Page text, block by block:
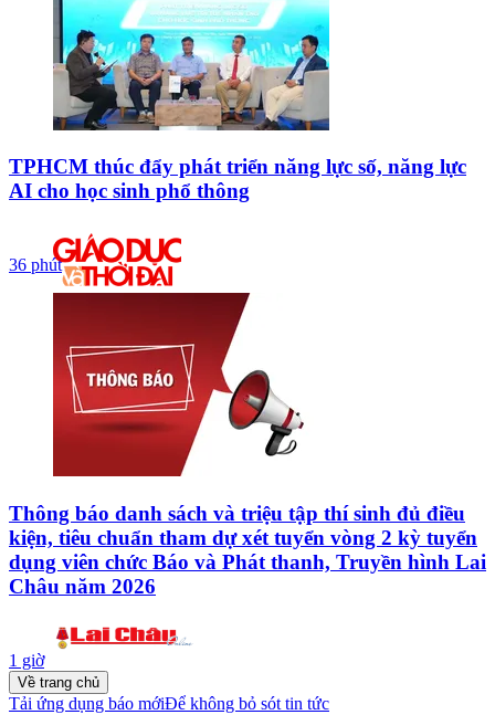
TPHCM thúc đẩy phát triển năng lực số, năng lực
AI cho học sinh phổ thông
36 phút
Thông báo danh sách và triệu tập thí sinh đủ điều
kiện, tiêu chuẩn tham dự xét tuyển vòng 2 kỳ tuyển
dụng viên chức Báo và Phát thanh, Truyền hình Lai
Châu năm 2026
1 giờ
Về trang chủ
Tải ứng dụng báo mớiĐể không bỏ sót tin tức